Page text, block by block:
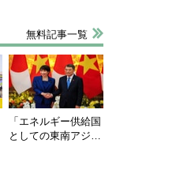
無料記事一覧
「エネルギー供給国
としての東南アジ…